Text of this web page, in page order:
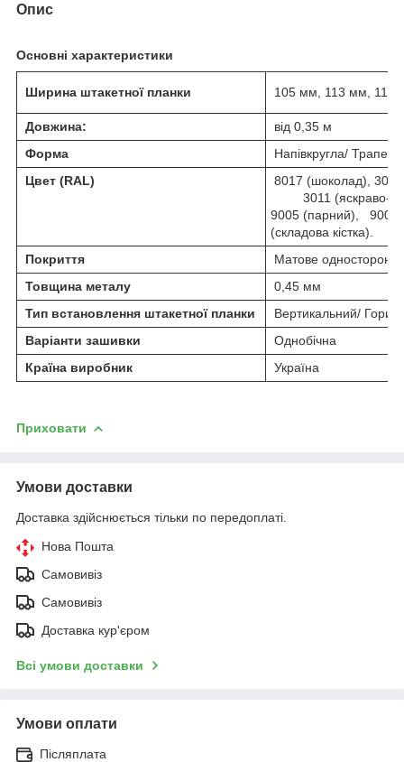
Опис
Основні характеристики
Ширина штакетної планки 105 мм, 113 мм,
Довжина:
від 0,35 м
Форма
Напівкругла/
Цвет (RAL)
8017 (шоколад),
3011 (яскраво-
9005 (парний), 9006
(складова кістка).
Покриття
Матове одностороннє
Товщина металу
0,45 мм
Тип встановлення штакетної планки
Вертикальний/
Варіанти зашивки
Однобічна
Країна виробник
Україна
Приховати
Умови доставки
Доставка здійснюється тільки по передоплаті.
Нова Пошта
Самовивіз
Самовивіз
Доставка кур'єром
Всі умови доставки
Умови оплати
Післяплата